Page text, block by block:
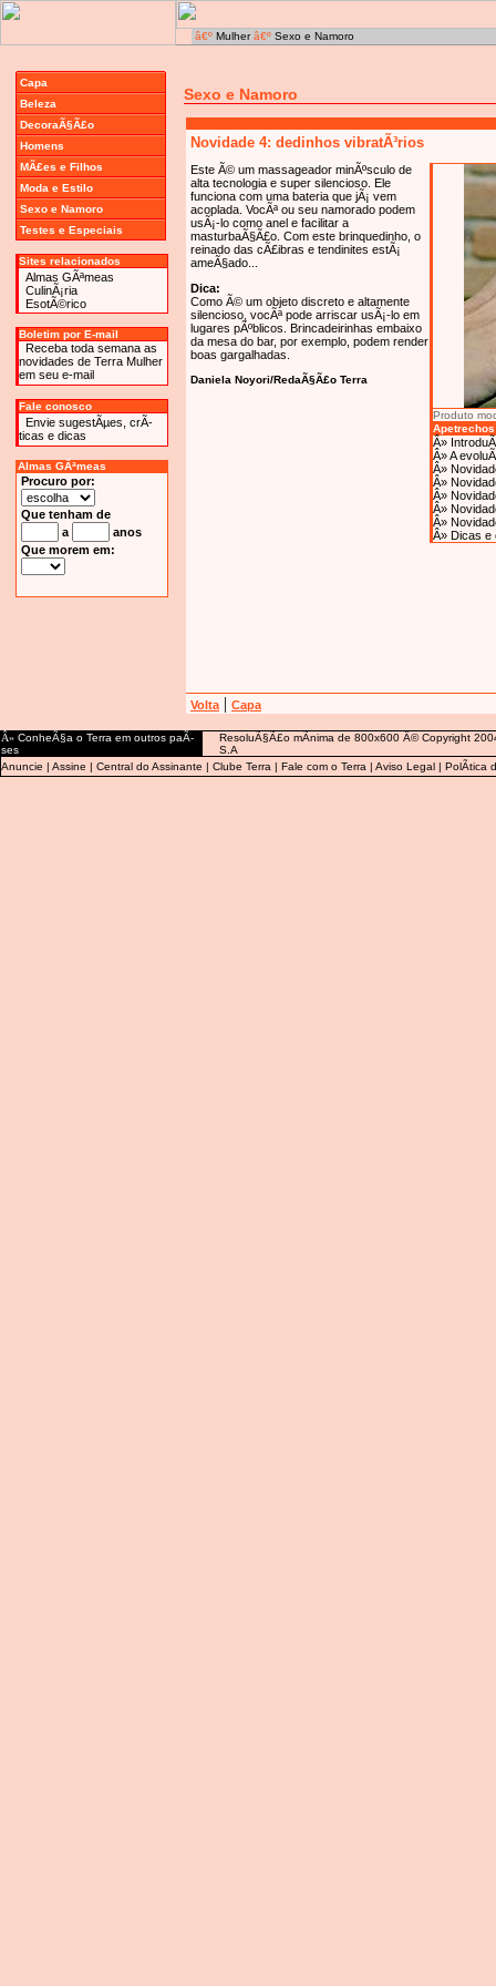
â€º Mulherâ€º Sexo e Namoro
Capa
Beleza
DecoraÃ§Ã£o
Homens
MÃ£es e Filhos
Moda e Estilo
Sexo e Namoro
Testes e Especiais
Sites relacionados
Almas GÃªmeas
CulinÃ¡ria
EsotÃ©rico
Boletim por E-mail
Receba toda semana as
novidades de Terra Mulher
em seu e-mail
Fale conosco
Envie sugestÃµes, crÃ­
ticas e dicas
Almas GÃªmeas
Procuro por:
Que tenham de
a
anos
Que morem em:
Sexo e Namoro
Novidade 4: dedinhos vibratÃ³rios
Produto
Â»
Â»A
Â»
Â»
Â»
Â»
Â»
Â» Dicas e
Este Ã© um massageador minÃºsculo de
alta tecnologia e super silencioso. Ele
funciona com uma bateria que jÃ¡ vem
acoplada. VocÃª ou seu namorado podem
usÃ¡-lo como anel e facilitar a
masturbaÃ§Ã£o. Com este brinquedinho, o
reinado das cÃ£ibras e tendinites estÃ¡
ameÃ§ado...
Dica:
Como Ã© um objeto discreto e altamente
silencioso, vocÃª pode arriscar usÃ¡-lo em
lugares pÃºblicos. Brincadeirinhas embaixo
da mesa do bar, por exemplo, podem render
boas gargalhadas.
Daniela Noyori/RedaÃ§Ã£o Terra
Volta | Capa
Â» ConheÃ§a o Terra em outros paÃ­
ses
ResoluÃ§Ã£o mÃ­nima de 800x600 Â© Copyright
S.A
Anuncie | Assine | Central do Assinante | Clube Terra | Fale com o Terra | Aviso Legal | PolÃ­tica